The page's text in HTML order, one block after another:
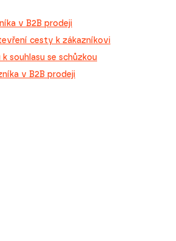
v B2B prodeji
cesty k zákazníkovi
souhlasu se schůzkou
v B2B prodeji